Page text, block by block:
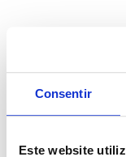
Consentir
Este website
Quando há
armazém, é
neste caso as
o WMS. Dessa
simplifica e torna